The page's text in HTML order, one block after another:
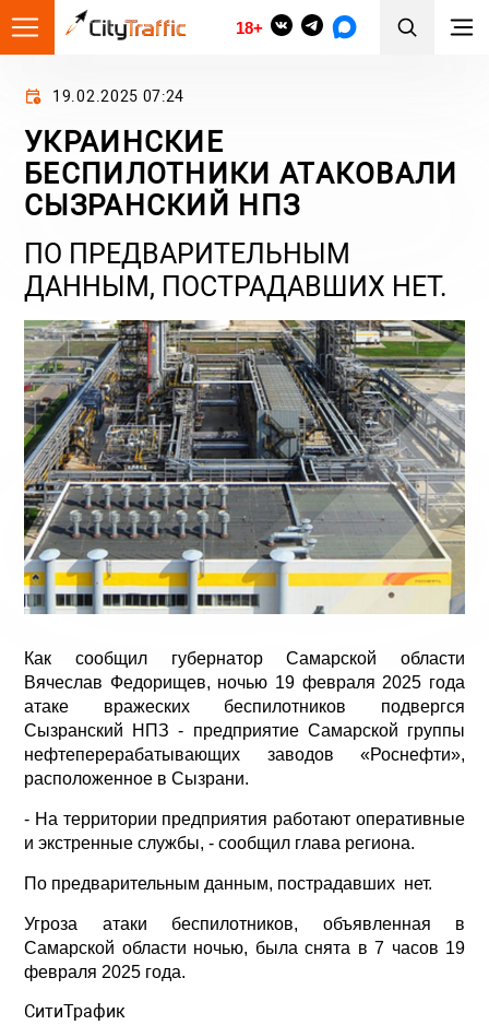
18+
19.02.2025 07:24
УКРАИНСКИЕ
БЕСПИЛОТНИКИ АТАКОВАЛИ
СЫЗРАНСКИЙ НПЗ
ПО ПРЕДВАРИТЕЛЬНЫМ
ДАННЫМ, ПОСТРАДАВШИХ НЕТ.
Как сообщил губернатор Самарской области
Вячеслав Федорищев, ночью 19 февраля 2025 года
атаке вражеских беспилотников подвергся
Сызранский НПЗ - предприятие Самарской группы
нефтеперерабатывающих заводов «Роснефти»,
расположенное в Сызрани.
- На территории предприятия работают оперативные
и экстренные службы, - сообщил глава региона.
По предварительным данным, пострадавших нет.
Угроза атаки беспилотников, объявленная в
Самарской области ночью, была снята в 7 часов 19
февраля 2025 года.
СитиТрафик